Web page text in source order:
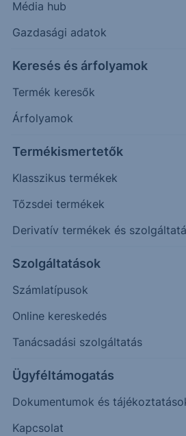
Média hub
Gazdasági adatok
Keresés és árfolyamok
Termék keresők
Árfolyamok
Termékismertetők
Klasszikus termékek
Tőzsdei termékek
Derivatív termékek és
Szolgáltatások
Számlatípusok
Online kereskedés
Tanácsadási szolgáltatás
Ügyféltámogatás
Dokumentumok és
Kapcsolat
+7.72%
Időpont: 26.08.04. 17:07
Előző záró:
Árfolyamértesítő rögzítése
Ez a grafikon jelenleg